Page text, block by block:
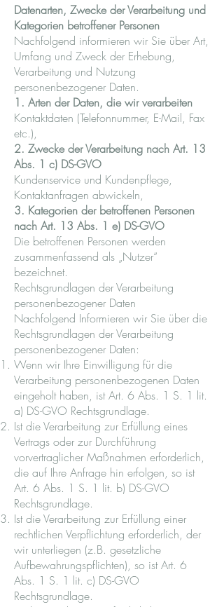
Datenarten, Zwecke der Verarbeitung und
Kategorien betroffener Personen
Nachfolgend informieren wir Sie über Art,
Umfang und Zweck der Erhebung,
Verarbeitung und Nutzung
personenbezogener Daten.
1. Arten der Daten, die wir verarbeiten
Kontaktdaten (Telefonnummer, E-Mail, Fax
etc.),
2. Zwecke der Verarbeitung nach Art. 13
Abs. 1 c) DS-GVO
Kundenservice und Kundenpflege,
Kontaktanfragen abwickeln,
3. Kategorien der betroffenen Personen
nach Art. 13 Abs. 1 e) DS-GVO
Die betroffenen Personen werden
zusammenfassend als „Nutzer“
bezeichnet.
Rechtsgrundlagen der Verarbeitung
personenbezogener Daten
Nachfolgend Informieren wir Sie über die
Rechtsgrundlagen der Verarbeitung
personenbezogener Daten:
Wenn wir Ihre Einwilligung für die
Verarbeitung personenbezogenen Daten
eingeholt haben, ist Art. 6 Abs. 1 S. 1 lit.
a) DS-GVO Rechtsgrundlage.
Ist die Verarbeitung zur Erfüllung eines
Vertrags oder zur Durchführung
vorvertraglicher Maßnahmen erforderlich,
die auf Ihre Anfrage hin erfolgen, so ist
Art. 6 Abs. 1 S. 1 lit. b) DS-GVO
Rechtsgrundlage.
Ist die Verarbeitung zur Erfüllung einer
rechtlichen Verpflichtung erforderlich, der
wir unterliegen (z.B. gesetzliche
Aufbewahrungspflichten), so ist Art. 6
Abs. 1 S. 1 lit. c) DS-GVO
Rechtsgrundlage.